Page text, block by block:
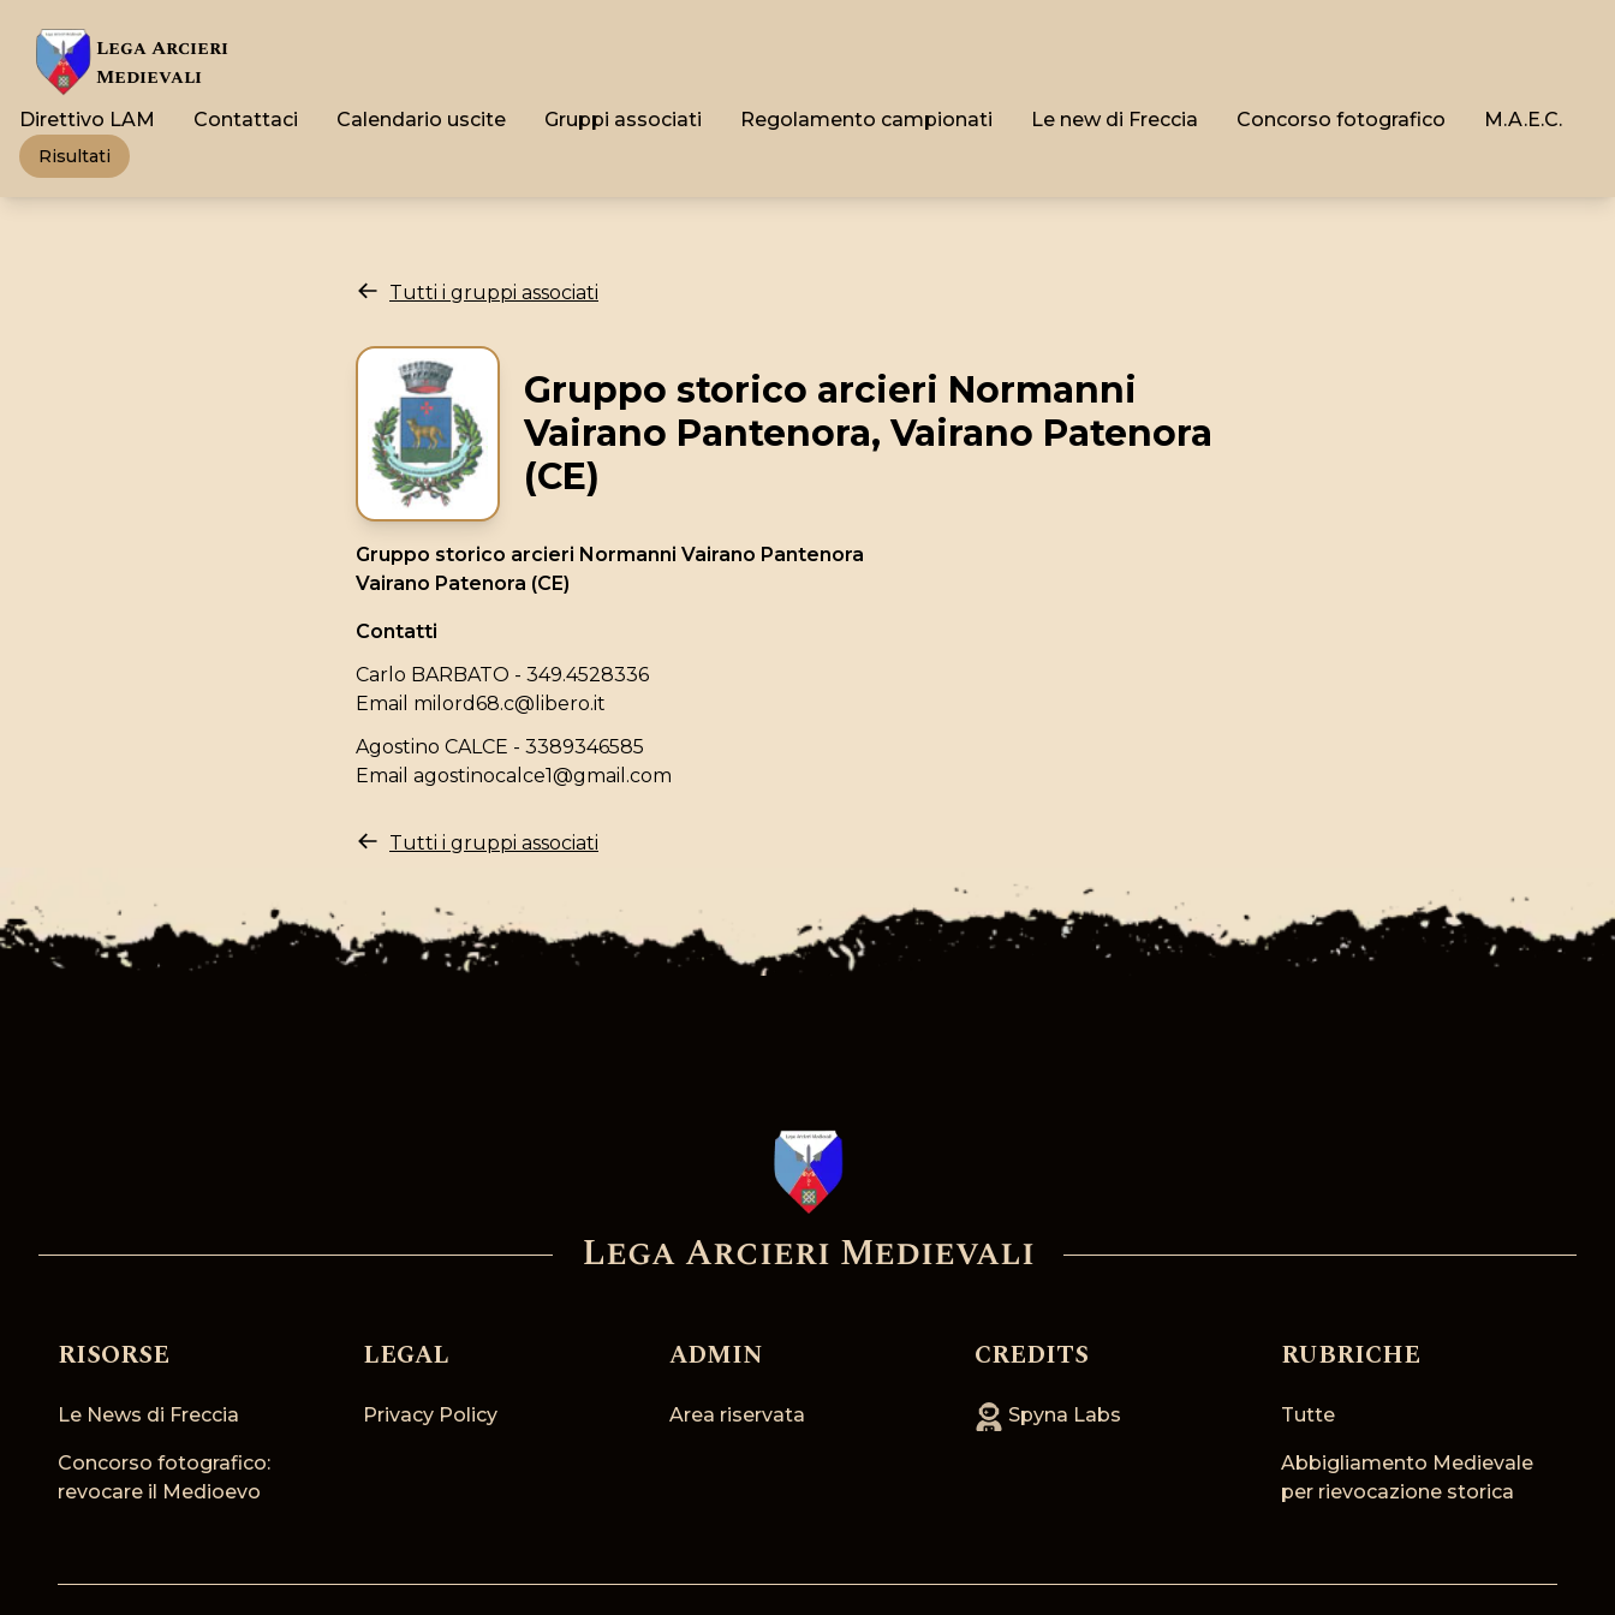
Lega Arcieri
Medievali
Risultati
Direttivo LAM Contattaci Calendario uscite Gruppi associati Regolamento campionati Le new di Freccia Concorso fotografico M.A.E.C.
Tutti i gruppi associati
Gruppo storico arcieri Normanni
Vairano Pantenora, Vairano Patenora
(CE)
Gruppo storico arcieri Normanni Vairano Pantenora
Vairano Patenora (CE)
Contatti
Carlo BARBATO - 349.4528336
Email milord68.c@libero.it
Agostino CALCE - 3389346585
Email agostinocalce1@gmail.com
Tutti i gruppi associati
Lega Arcieri Medievali
RISORSE
Le News di Freccia
Concorso fotografico:
revocare il Medioevo
LEGAL
Privacy Policy
ADMIN
Area riservata
CREDITS
Spyna Labs
RUBRICHE
Tutte
Abbigliamento Medievale
per rievocazione storica